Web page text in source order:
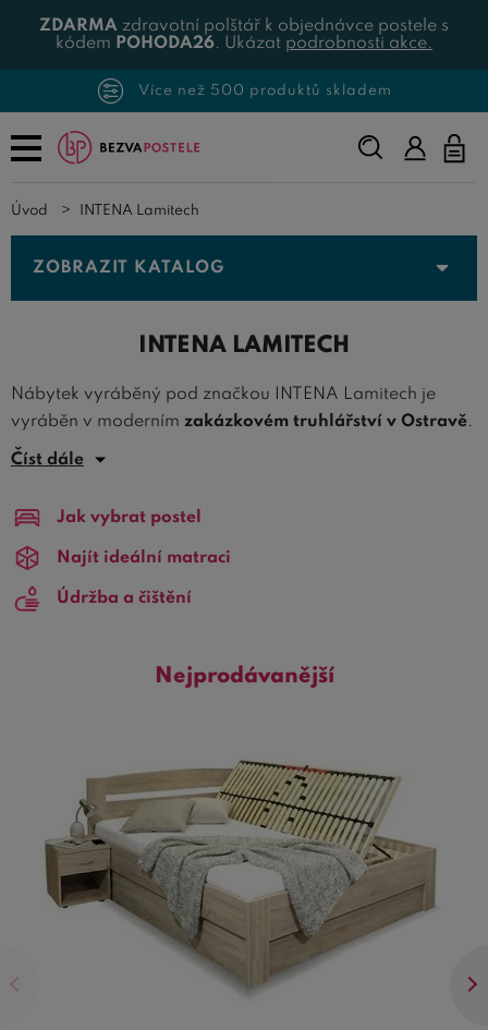
ZDARMA zdravotní polštář k objednávce postele s
kódem POHODA26. Ukázat podrobnosti akce.
Vzorníky materiálů zdarma
Napište,
co
Úvod INTENA Lamitech
ZOBRAZIT KATALOG
INTENA LAMITECH
Nábytek vyráběný pod značkou INTENA Lamitech je
vyráběn v moderním zakázkovém truhlářství v Ostravě.
Postele a nábytek produkce Lamitech se vyznačuje
Stolaři z Ostravské truhlárny jsou skutečnými mistry ve
svém oboru. Díky kvalitním materiálům a
technologickému zpracování
Mezi hlavní produkci patřípostele s úložným prostorem,
vám bude spolehlivě sloužit dlouhá léta a dotvářet
pohodlí vašeho domova.
Číst dále
Jak vybrat postel
Najít ideální matraci
Údržba a čištění
Nejprodávanější